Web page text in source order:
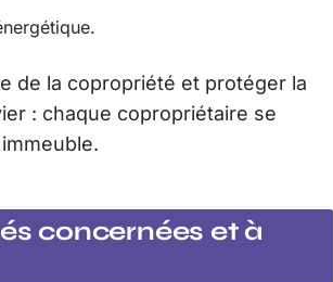
de la copropriété et protéger la
: chaque copropriétaire se
concernées et à